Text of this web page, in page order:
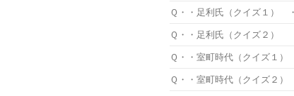
Ｑ・・足利氏（クイズ１）
Ｑ・・足利氏（クイズ２）
Ｑ・・室町時代（クイズ１
Ｑ・・室町時代（クイズ２）